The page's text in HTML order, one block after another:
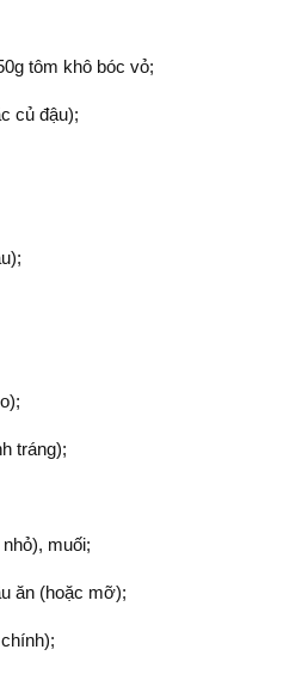
tôm khô bóc vỏ;
củ đậu);
tráng);
muối;
ăn (hoặc mỡ);